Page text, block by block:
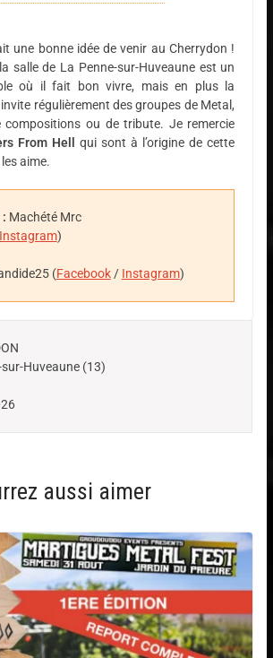
une bonne idée de venir au Cherrydon !
salle de La Penne-sur-Huveaune est un
où il fait bon vivre, mais en plus la
régulièrement des groupes de Metal,
compositions ou de tribute. Je remercie
From Hell qui sont à l’origine de cette
aime.
: Machété Mrc
Instagram)
(Facebook/ Instagram)
Huveaune (13)
aussi aimer